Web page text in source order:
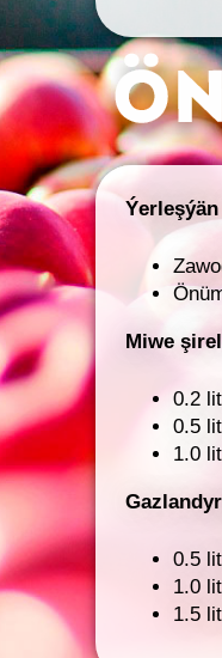
Miwe
0.2
0.5
1.0
0.5
1.0
1.5